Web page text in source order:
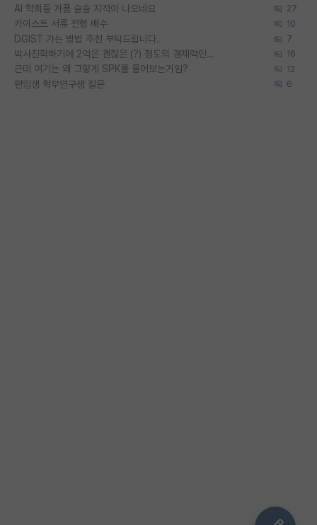
AI 학회들 거품 슬슬 지적이 나오네요 27
카이스트 서류 전형 배수 10
DGIST 가는 방법 추천 부탁드립니다. 7
박사진학하기에 2억은 괜찮은 (?) 정도의 경제력인가요 16
근데 여기는 왜 그렇게 SPK를 물어보는거임? 12
편입생 학부연구생 질문 6